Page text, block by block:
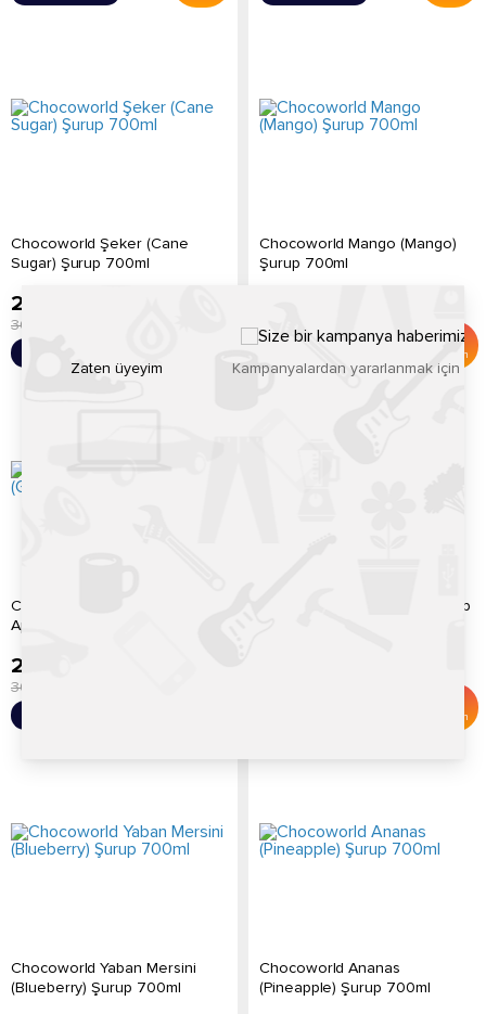
Chocoworld Şeker (Cane
Sugar) Şurup 700ml
289.20
300.00
Chocoworld Mango (Mango)
Şurup 700ml
%4
İndirim
Chocoworld Yeşil Elma (Green
Apple) Şurup 700ml
289.20
300.00
Chocoworld Lime (Lime) Şurup
İndirim
Chocoworld Yaban Mersini
(Blueberry) Şurup 700ml
Chocoworld Ananas
(Pineapple) Şurup 700ml
Kampanyalardan yararlanmak için
Zaten üyeyim